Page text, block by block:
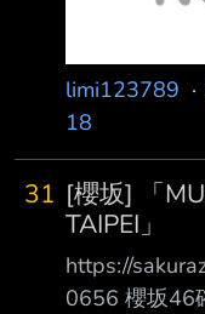
limi123789 ·
18
31 [櫻坂] 「
TAIPEI」
https://
0656 櫻坂46